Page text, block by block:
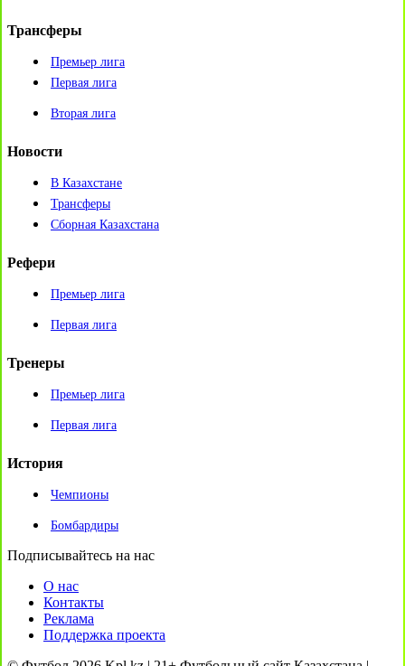
Трансферы
Премьер лига
Первая лига
Вторая лига
Новости
В Казахстане
Трансферы
Сборная Казахстана
Рефери
Премьер лига
Первая лига
Тренеры
Премьер лига
Первая лига
История
Чемпионы
Бомбардиры
Подписывайтесь на нас
О нас
Контакты
Реклама
Поддержка проекта